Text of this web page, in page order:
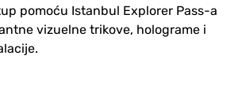
pomoću Istanbul Explorer Pass-a
vizuelne trikove, holograme i